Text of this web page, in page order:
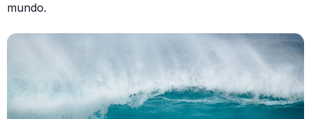
mundo.